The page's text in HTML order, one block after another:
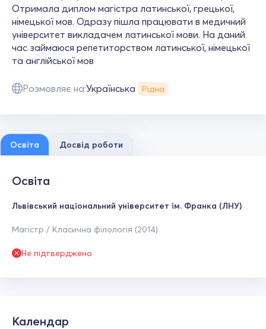
Отримала диплом магістра латинської, грецької,
німецької мов. Одразу пішла працювати в медичний
університет викладачем латинської мови. На даний
час займаюся репетиторством латинської, німецької
та англійської мов
Розмовляє на:Українська Рідна
Освіта Досвід роботи
Освіта
Львівський національний університет ім. Франка (ЛНУ)
Магістр / Класична філологія (2014)
Не підтверджено
Календар